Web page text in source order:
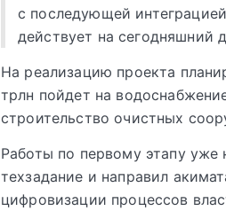
с последующей
действует на сегодняшний
На реализацию проекта
трлн пойдет на
строительство очистных
Работы по первому этапу уже
техзадание и направил
цифровизации процессов